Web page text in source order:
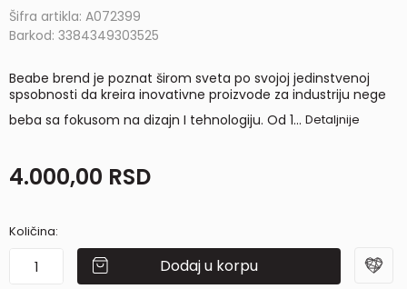
Šifra artikla: A072399
Barkod: 3384349303525
Beabe brend je poznat širom sveta po svojoj jedinstvenoj
spsobnosti da kreira inovativne proizvode za industriju nege
beba sa fokusom na dizajn I tehnologiju. Od 1... Detaljnije
4.000,00 RSD
Količina:
Dodaj u korpu